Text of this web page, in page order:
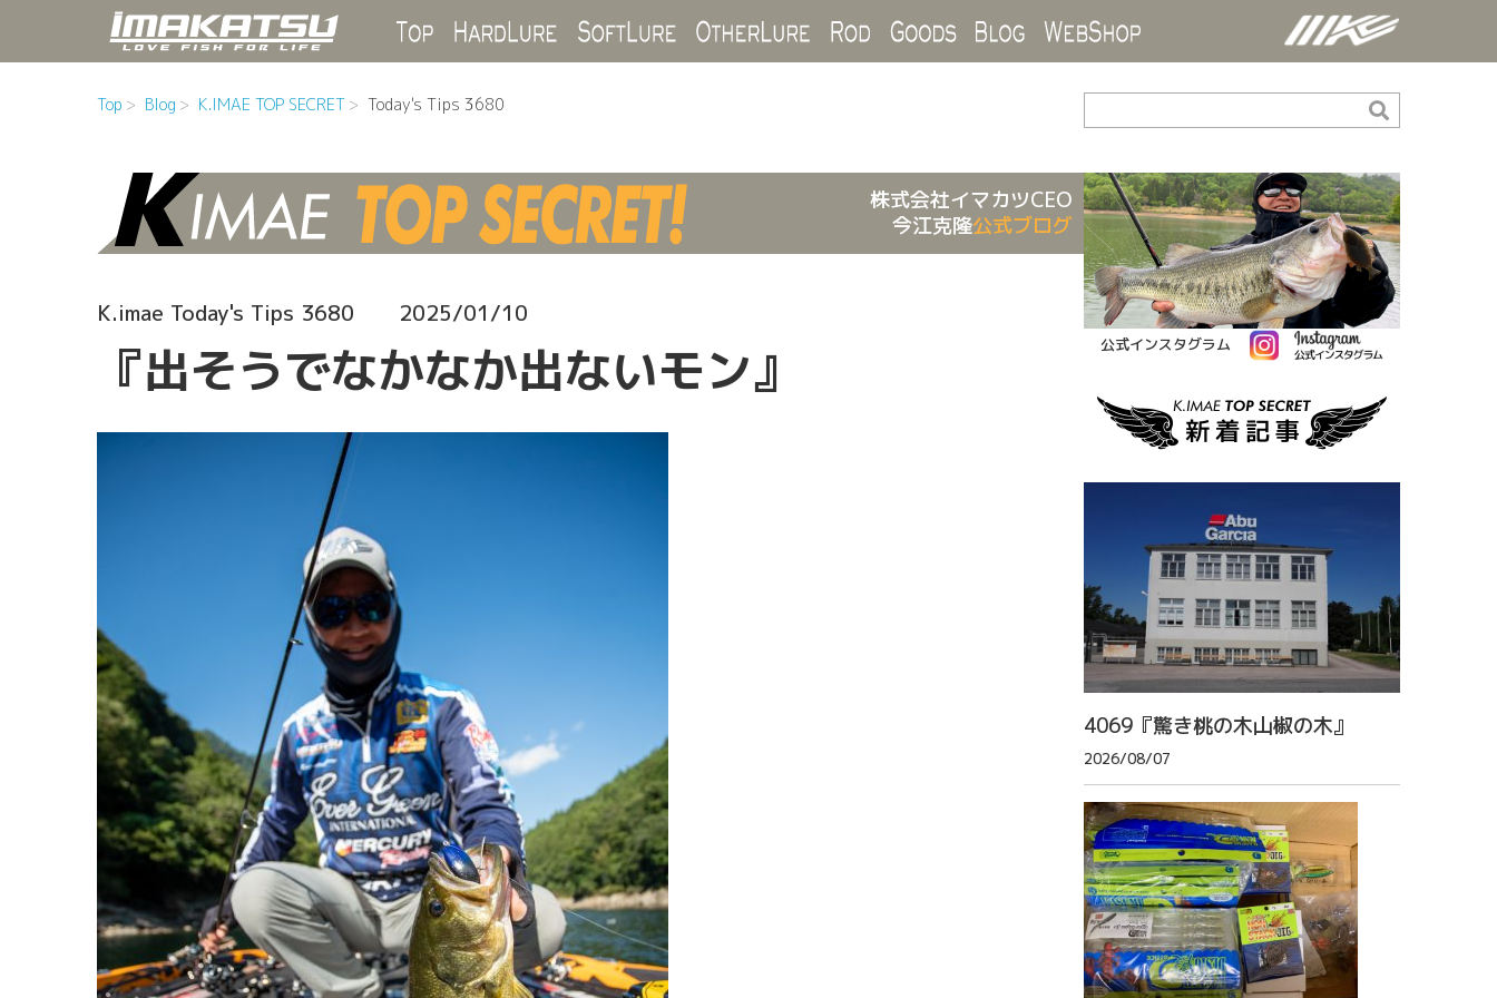
Top Hard Lure Soft Lure Other Lure
Rod Goods Blog
Top Blog K.IMAE TOP SECRET Today's Tips 3680
株式会社イマカツCEO
今江克隆公式ブログ
公式インスタグラム
K.imae Today's Tips 3680 2025/01/10
『出そうでなかなか出ないモン』
4069『驚き桃の木山椒の木』
2026/08/07